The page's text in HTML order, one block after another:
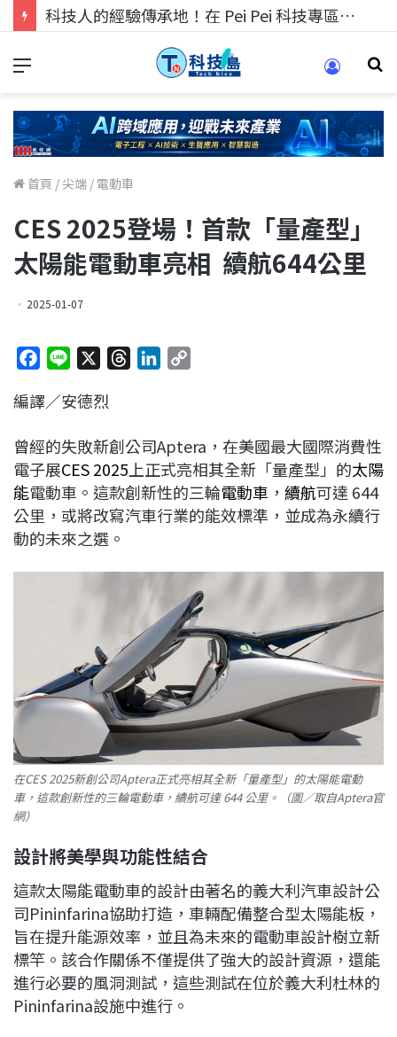
科技人的經驗傳承地！在 Pei Pei 科技專區，與學弟妹交流最硬核的技術
首頁 /尖端 / 電動車
CES 2025登場！首款「量產型」
太陽能電動車亮相 續航644公里
2025-01-07
c
b
o
o
k
n
a
d
s
e
d
I
n
L
i
n
k
編譯／安德烈
曾經的失敗新創公司Aptera，在美國最大國際消費性
電子展CES 2025 上正式亮相其全新「量產型」的太陽
能電動車。這款創新性的三輪電動車 ， 續航可達 644
公里，或將改寫汽車行業的能效標準，並成為永續行
動的未來之選。
在CES 2025新創公司Aptera正式亮相其全新「量產型」的太陽能電動
車，這款創新性的三輪電動車，續航可達 644 公里。（圖／取自Aptera官
網）
設計將美學與功能性結合
這款太陽能電動車的設計由著名的義大利汽車設計公
司Pininfarina協助打造，車輛配備整合型太陽能板，
旨在提升能源效率，並且為未來的電動車設計樹立新
標竿。該合作關係不僅提供了強大的設計資源，還能
進行必要的風洞測試，這些測試在位於義大利杜林的
Pininfarina設施中進行。